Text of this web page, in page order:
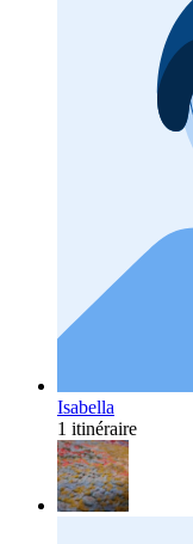
Isabella
1 itinéraire